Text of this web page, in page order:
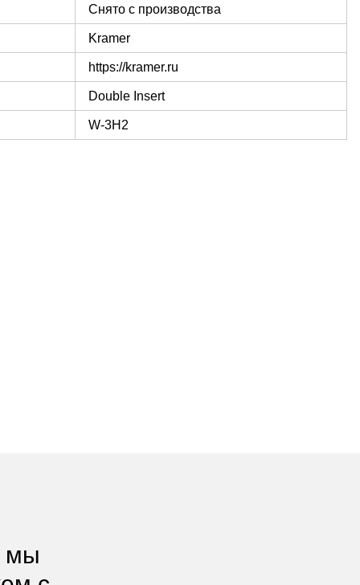
Снято с производства
Kramer
https://kramer.ru
Double Insert
W-3H2
мы